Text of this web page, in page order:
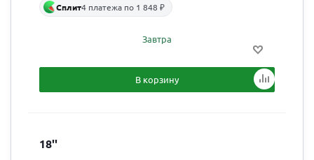
Сплит4 платежа по 1 848 ₽
Завтра
В корзину
18''